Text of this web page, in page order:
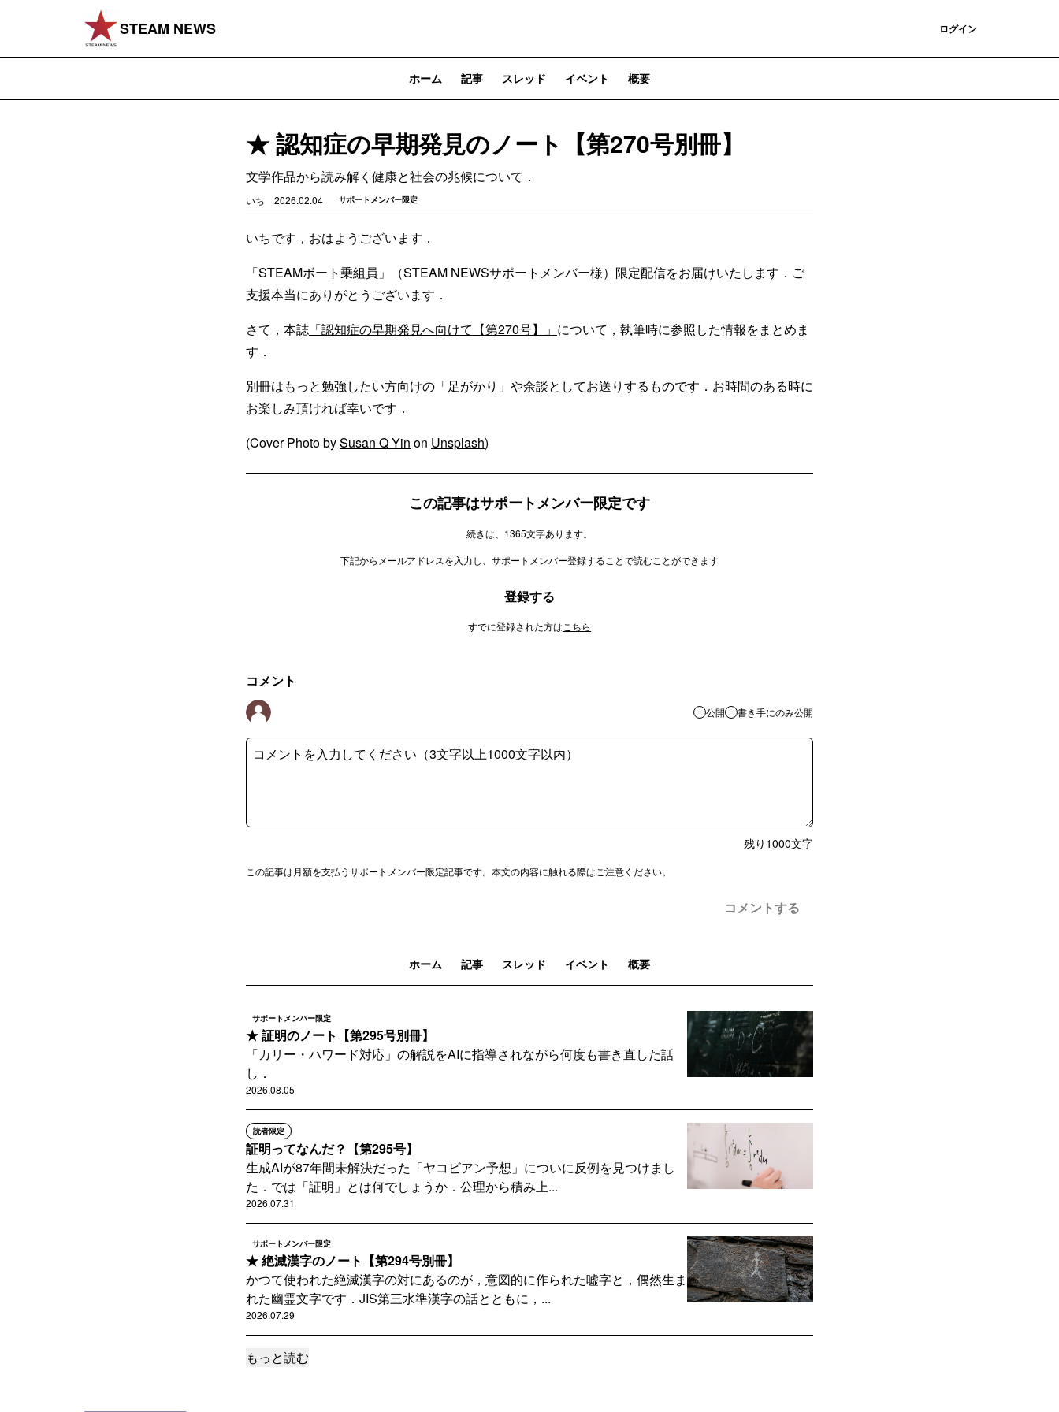
STEAM NEWS ログイン
ホーム 記事 スレッド イベント 概要
★ 認知症の早期発見のノート【第270号別冊】
文学作品から読み解く健康と社会の兆候について．
いち 2026.02.04 サポートメンバー限定
いちです，おはようございます．
「STEAMボート乗組員」（STEAM NEWSサポートメンバー様）限定配信をお届けいたします．ご
支援本当にありがとうございます．
さて，本誌 「認知症の早期発見へ向けて【第270号】」 について，執筆時に参照した情報をまとめま
す．
別冊はもっと勉強したい方向けの「足がかり」や余談としてお送りするものです．お時間のある時に
お楽しみ頂ければ幸いです．
(Cover Photo bySusan Q Yin on Unsplash)
この記事はサポートメンバー限定です
続きは、1365文字あります。
下記からメールアドレスを入力し、サポートメンバー登録することで読むことができます
登録する
すでに登録された方は こちら
コメント
公開 書き手にのみ公開
残り 1000文字
この記事は月額を支払うサポートメンバー限定記事です。本文の内容に触れる際はご注意ください。
コメントする
ホーム 記事 スレッド イベント 概要
サポートメンバー限定
★ 証明のノート【第295号別冊】
「カリー・ハワード対応」の解説をAIに指導されながら何度も書き直した話
し．
2026.08.05
読者限定
証明ってなんだ？【第295号】
生成AIが87年間未解決だった「ヤコビアン予想」についに反例を見つけまし
た．では「証明」とは何でしょうか．公理から積み上...
2026.07.31
サポートメンバー限定
★ 絶滅漢字のノート【第294号別冊】
かつて使われた絶滅漢字の対にあるのが，意図的に作られた嘘字と，偶然生ま
れた幽霊文字です．JIS第三水準漢字の話とともに，...
2026.07.29
読者限定
もっと読む